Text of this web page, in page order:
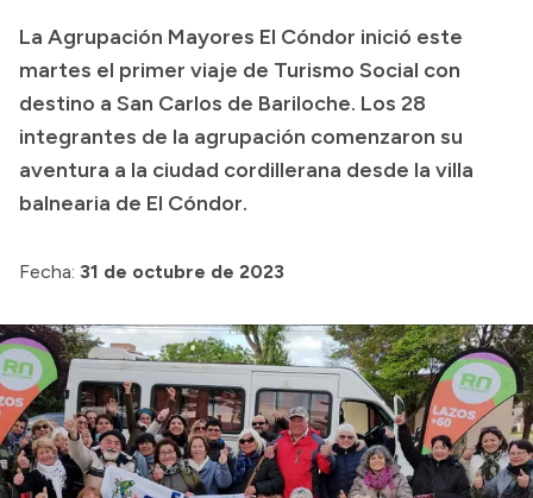
Boletín Oficial
Compras y licitaciones
Consulta de expedientes
Consulta de pago a proveedores
Convocatorias
La Agrupación Mayores El Cóndor inició este
martes el primer viaje de Turismo Social con
destino a San Carlos de Bariloche. Los 28
integrantes de la agrupación comenzaron su
aventura a la ciudad cordillerana desde la villa
balnearia de El Cóndor.
Fecha: 31 de octubre de 2023